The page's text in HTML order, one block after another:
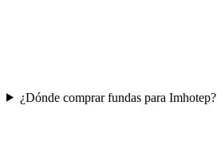
¿Dónde comprar fundas para Imhotep?